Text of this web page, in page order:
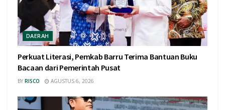
DAERAH
Perkuat Literasi, Pemkab Barru Terima Bantuan Buku
Bacaan dari Pemerintah Pusat
BY RISCO AGUSTUS 6, 2026